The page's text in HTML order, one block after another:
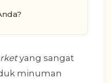
yang sangat
minuman